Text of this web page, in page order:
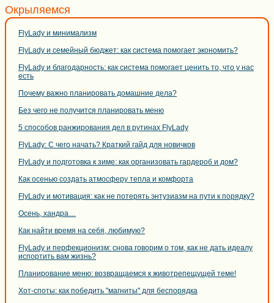
Окрыляемся
FlyLady и минимализм
FlyLady и семейный бюджет: как система помогает экономить?
FlyLady и благодарность: как система помогает ценить то, что у нас
есть
Почему важно планировать домашние дела?
Без чего не получится планировать меню
5 способов ранжирования дел в рутинах FlyLady
FlyLady: С чего начать? Краткий гайд для новичков
FlyLady и подготовка к зиме: как организовать гардероб и дом?
Как осенью создать атмосферу тепла и комфорта
FlyLady и мотивация: как не потерять энтузиазм на пути к порядку?
Осень, хандра…
Как найти время на себя, любимую?
FlyLady и перфекционизм: снова говорим о том, как не дать идеалу
испортить вам жизнь?
Планирование меню: возвращаемся к животрепещущей теме!
Хот-споты: как победить "магниты" для беспорядка